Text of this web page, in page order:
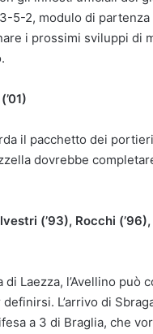
5-2, modulo di
i prossimi sviluppi di
il pacchetto dei
dovrebbe
(’93), Rocchi
Laezza, l’Avellino può
L’arrivo di
a 3 di Braglia, che